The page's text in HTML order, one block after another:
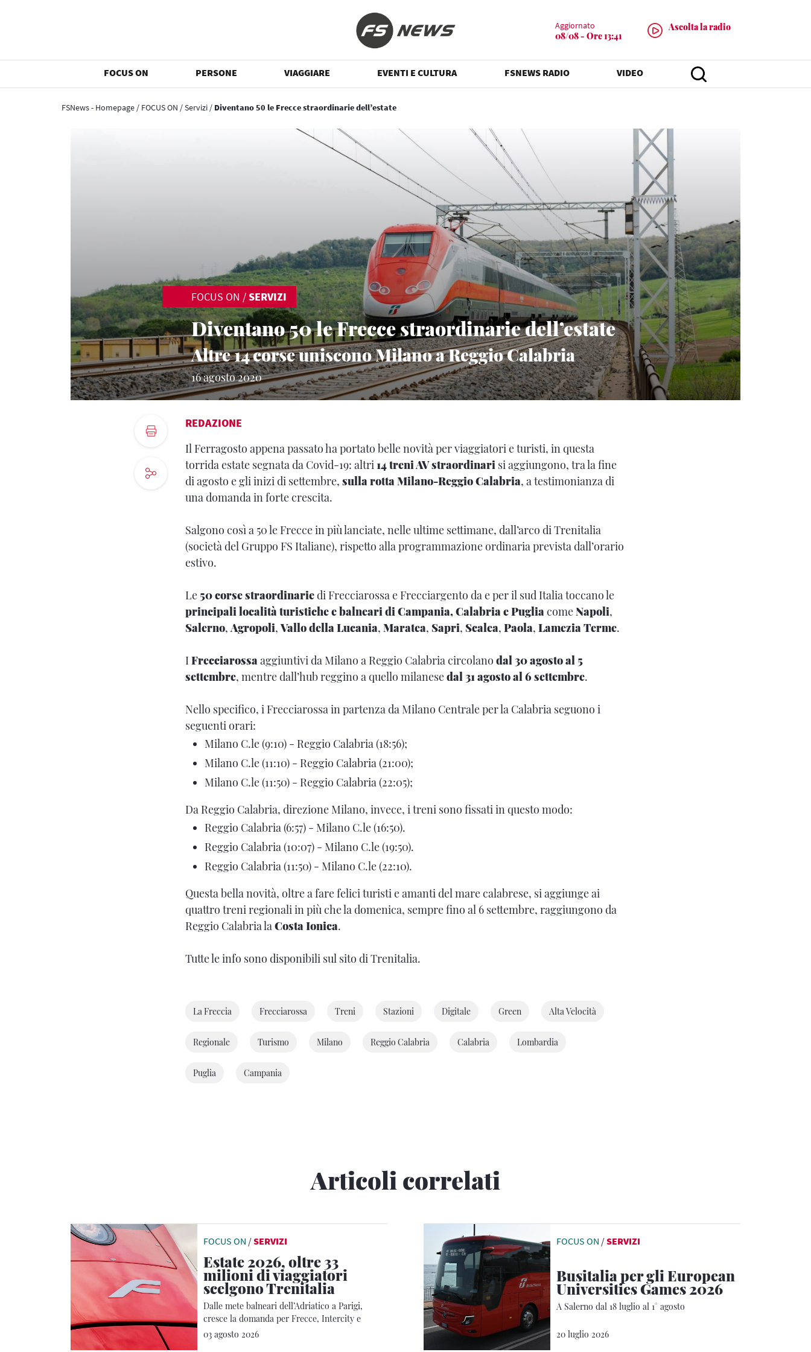
Aggiornato
08/08 - Ore 13:41
Ascolta la radio
FOCUS ON PERSONE VIAGGIARE EVENTI E CULTURA FSNEWS RADIO VIDEO
FSNews - Homepage / FOCUS ON /Servizi / Diventano 50 le Frecce straordinarie dell’estate
FOCUS ON /SERVIZI
Diventano 50 le Frecce straordinarie dell’estate
Altre 14 corse uniscono Milano a Reggio Calabria
16 agosto 2020
REDAZIONE
Il Ferragosto appena passato ha portato belle novità per viaggiatori e turisti, in questa
torrida estate segnata da Covid-19: altri14 treni AV straordinari si aggiungono, tra la fine
di agosto e gli inizi di settembre, sulla rotta Milano-Reggio Calabria, a testimonianza di
una domanda in forte crescita.
Salgono così a 50 le Frecce in più lanciate, nelle ultime settimane, dall’arco di Trenitalia
(società del Gruppo FS Italiane), rispetto alla programmazione ordinaria prevista dall’orario
estivo.
Le 50 corse straordinariedi Frecciarossa e Frecciargento da e per il sud Italia toccano le
principali località turistiche e balneari di Campania, Calabria e PugliacomeNapoli,
Salerno,Agropoli,Vallo della Lucania, Maratea, Sapri, Scalea, Paola, Lamezia Terme.
IFrecciarossaaggiuntivi da Milano a Reggio Calabria circolano dal 30 agosto al 5
settembre, mentre dall’hub reggino a quello milanesedal 31 agosto al 6 settembre.
Nello specifico, i Frecciarossa in partenza da Milano Centrale per la Calabria seguono i
seguenti orari:
Milano C.le (9:10) - Reggio Calabria (18:56);
Milano C.le (11:10) - Reggio Calabria (21:00);
Milano C.le (11:50) - Reggio Calabria (22:05);
Da Reggio Calabria, direzione Milano, invece, i treni sono fissati in questo modo:
Reggio Calabria (6:57) - Milano C.le (16:50).
Reggio Calabria (10:07) - Milano C.le (19:50).
Reggio Calabria (11:50) - Milano C.le (22:10).
Questa bella novità, oltre a fare felici turisti e amanti del mare calabrese, si aggiunge ai
quattro treni regionali in più che la domenica, sempre fino al 6 settembre, raggiungono da
Reggio Calabria laCosta Ionica.
Tutte le info sono disponibili sul sito di Trenitalia.
La Freccia Frecciarossa Treni Stazioni Digitale Green Alta Velocità
Regionale Turismo Milano Reggio Calabria Calabria Lombardia
Puglia Campania
Articoli correlati
FOCUS ON /SERVIZI
Estate 2026, oltre 33
milioni di viaggiatori
scelgono Trenitalia
Dalle mete balneari dell’Adriatico a Parigi,
cresce la domanda per Frecce, Intercity e
Regionale
03 agosto 2026
FOCUS ON /SERVIZI
Busitalia per gli European
Universities Games 2026
A Salerno dal 18 luglio al 1° agosto
20 luglio 2026